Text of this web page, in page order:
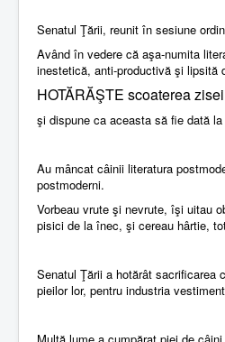
Senatul Ţării, reunit în sesiune
Având în vedere că aşa-numita
inestetică, anti-productivă şi lipsită
HOTĂRĂŞTE scoaterea
şi dispune ca aceasta să fie dată
Au mâncat câinii literatura
postmoderni.
Vorbeau vrute şi nevrute, îşi uitau
pisici de la înec, şi cereau hârtie,
Senatul Ţării a hotărât sacrificarea
pieilor lor, pentru industria